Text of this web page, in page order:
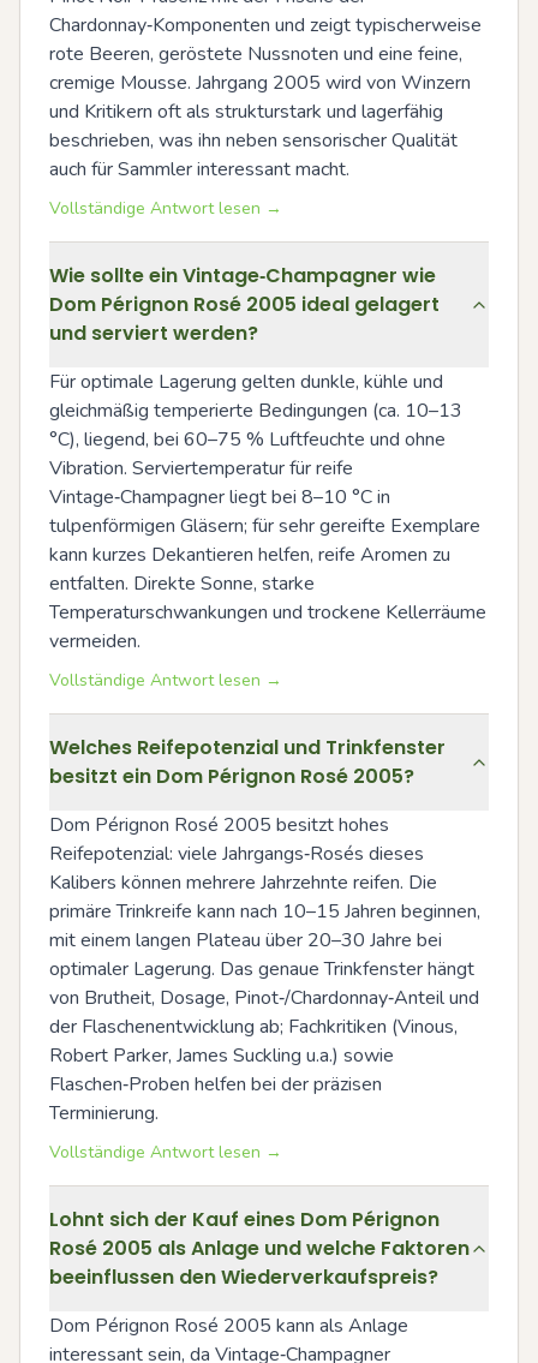
Chardonnay‑Komponenten und zeigt typischerweise
rote Beeren, geröstete Nussnoten und eine feine,
cremige Mousse. Jahrgang 2005 wird von Winzern
und Kritikern oft als strukturstark und lagerfähig
beschrieben, was ihn neben sensorischer Qualität
auch für Sammler interessant macht.
Vollständige Antwort lesen →
Wie sollte ein Vintage‑Champagner wie
Dom Pérignon Rosé 2005 ideal gelagert
und serviert werden?
Für optimale Lagerung gelten dunkle, kühle und
gleichmäßig temperierte Bedingungen (ca. 10–13
°C), liegend, bei 60–75 % Luftfeuchte und ohne
Vibration. Serviertemperatur für reife
Vintage‑Champagner liegt bei 8–10 °C in
tulpenförmigen Gläsern; für sehr gereifte Exemplare
kann kurzes Dekantieren helfen, reife Aromen zu
entfalten. Direkte Sonne, starke
Temperaturschwankungen und trockene Kellerräume
vermeiden.
Vollständige Antwort lesen →
Welches Reifepotenzial und Trinkfenster
besitzt ein Dom Pérignon Rosé 2005?
Dom Pérignon Rosé 2005 besitzt hohes
Reifepotenzial: viele Jahrgangs‑Rosés dieses
Kalibers können mehrere Jahrzehnte reifen. Die
primäre Trinkreife kann nach 10–15 Jahren beginnen,
mit einem langen Plateau über 20–30 Jahre bei
optimaler Lagerung. Das genaue Trinkfenster hängt
von Brutheit, Dosage, Pinot‑/Chardonnay‑Anteil und
der Flaschenentwicklung ab; Fachkritiken (Vinous,
Robert Parker, James Suckling u.a.) sowie
Flaschen‑Proben helfen bei der präzisen
Terminierung.
Vollständige Antwort lesen →
Lohnt sich der Kauf eines Dom Pérignon
Rosé 2005 als Anlage und welche Faktoren
beeinflussen den Wiederverkaufspreis?
Dom Pérignon Rosé 2005 kann als Anlage
interessant sein, da Vintage‑Champagner